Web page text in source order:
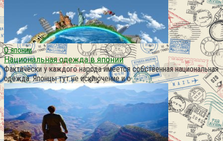
О японии
Национальная одежда в японии
Фактически у каждого народа имеется собственная национальная
одежда. Японцы тут не исключение и о